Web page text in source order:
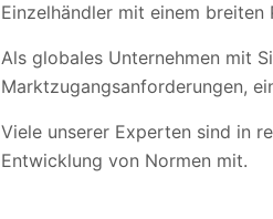
Einzelhändler mit einem
Als globales Unternehmen mit
Marktzugangsanforderungen,
Viele unserer Experten sind in
Entwicklung von Normen mit.